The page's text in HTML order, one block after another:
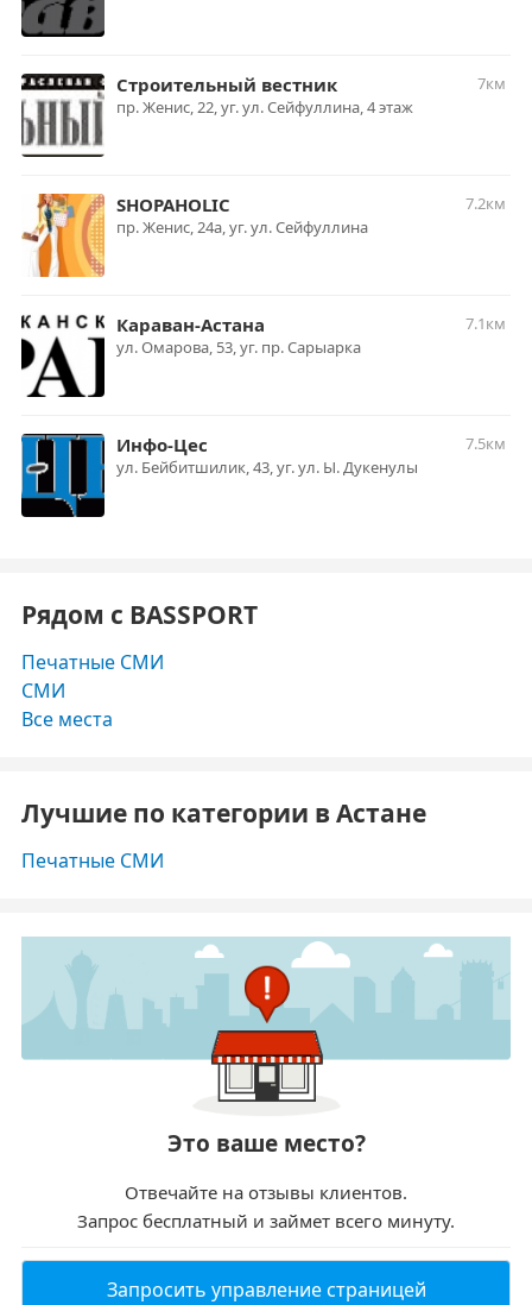
Строительный вестник
7км
пр. Женис, 22, уг. ул. Сейфуллина, 4 этаж
SHOPAHOLIC
7.2км
пр. Женис, 24а, уг. ул. Сейфуллина
Караван-Астана
7.1км
ул. Омарова, 53, уг. пр. Сарыарка
Инфо-Цес
7.5км
ул. Бейбитшилик, 43, уг. ул. Ы. Дукенулы
Рядом с BASSPORT
Печатные СМИ
СМИ
Все места
Лучшие по категории в Астане
Печатные СМИ
Это ваше место?
Отвечайте на отзывы клиентов.
Запрос бесплатный и займет всего минуту.
Запросить управление страницей